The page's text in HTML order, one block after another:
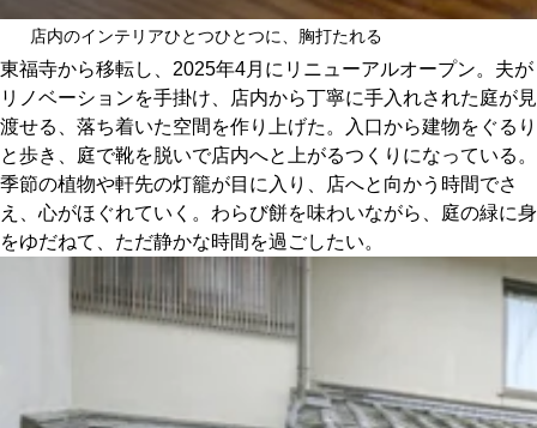
店内のインテリアひとつひとつに、胸打たれる
東福寺から移転し、2025年4月にリニューアルオープン。夫が
リノベーションを手掛け、店内から丁寧に手入れされた庭が見
渡せる、落ち着いた空間を作り上げた。入口から建物をぐるり
と歩き、庭で靴を脱いで店内へと上がるつくりになっている。
季節の植物や軒先の灯籠が目に入り、店へと向かう時間でさ
え、心がほぐれていく。わらび餅を味わいながら、庭の緑に身
をゆだねて、ただ静かな時間を過ごしたい。